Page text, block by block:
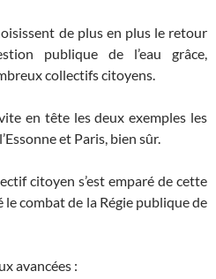
de plus en plus le retour
publique de l’eau grâce,
collectifs citoyens.
en tête les deux exemples les
et Paris, bien sûr.
citoyen s’est emparé de cette
combat de la Régie publique de
avancées :